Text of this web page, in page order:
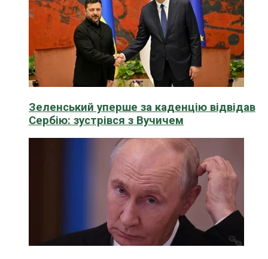
Зеленський уперше за каденцію відвідав
Сербію: зустрівся з Вучичем